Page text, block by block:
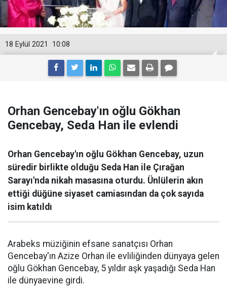
10:08
18 Eylül 2021
Orhan Gencebay'ın oğlu Gökhan
Gencebay, Seda Han ile evlendi
Orhan Gencebay'ın oğlu Gökhan Gencebay, uzun
süredir birlikte olduğu Seda Han ile Çırağan
Sarayı'nda nikah masasına oturdu. Ünlülerin akın
ettiği düğüne siyaset camiasından da çok sayıda
isim katıldı
Arabeks müziğinin efsane sanatçısı Orhan
Gencebay'ın Azize Orhan ile evliliğinden dünyaya gelen
oğlu Gökhan Gencebay, 5 yıldır aşk yaşadığı Seda Han
ile dünyaevine girdi.